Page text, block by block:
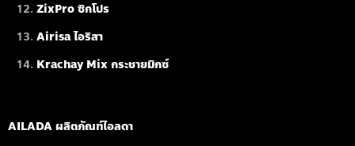
ZixPro ซิกโปร
Airisa ไอริสา
Krachay Mix กระชายมิกซ์
AILADA ผลิตภัณฑ์ไอลดา